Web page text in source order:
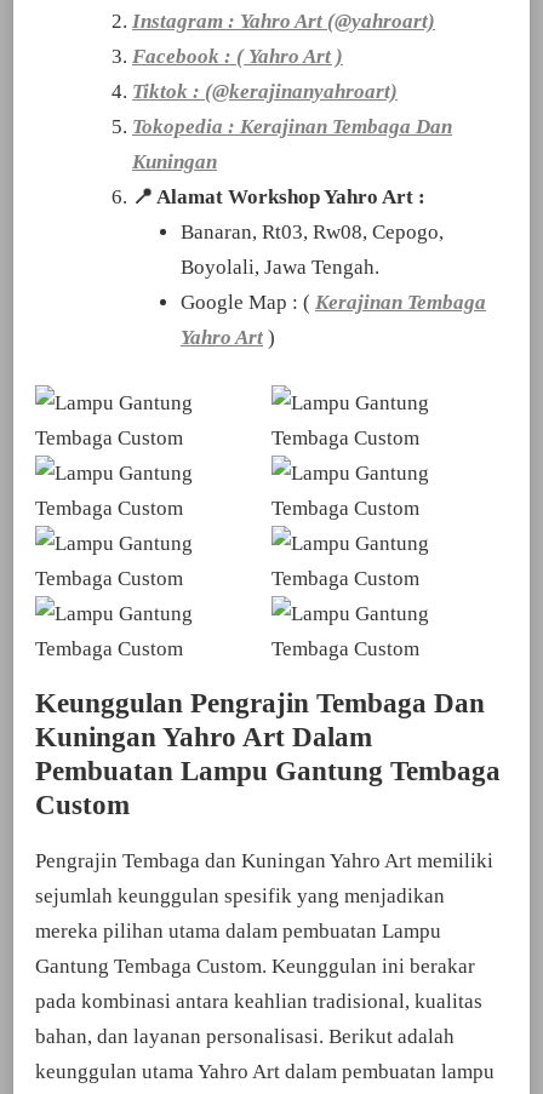
Instagram : Yahro Art (@yahroart)
Facebook : ( Yahro Art )
Tiktok : (@kerajinanyahroart)
Tokopedia : Kerajinan Tembaga Dan
Kuningan
📍 Alamat Workshop Yahro Art :
Banaran, Rt03, Rw08, Cepogo,
Boyolali, Jawa Tengah.
Google Map : ( Kerajinan Tembaga
Yahro Art )
Keunggulan Pengrajin Tembaga Dan
Kuningan Yahro Art Dalam
Pembuatan Lampu Gantung Tembaga
Custom
Pengrajin Tembaga dan Kuningan Yahro Art memiliki
sejumlah keunggulan spesifik yang menjadikan
mereka pilihan utama dalam pembuatan Lampu
Gantung Tembaga Custom. Keunggulan ini berakar
pada kombinasi antara keahlian tradisional, kualitas
bahan, dan layanan personalisasi. Berikut adalah
keunggulan utama Yahro Art dalam pembuatan lampu